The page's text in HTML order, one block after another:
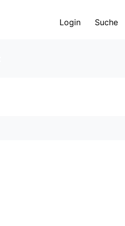
Login Suche